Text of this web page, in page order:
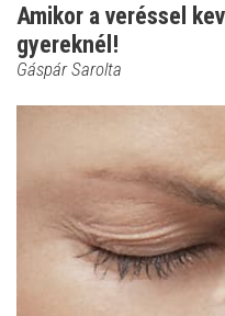
Amikor a veréssel
gyereknél!
Gáspár Sarolta